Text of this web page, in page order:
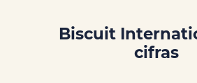
Biscuit
cifras